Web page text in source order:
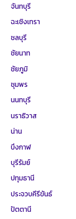
จันทบุรี
ฉะเชิงเทรา
ชลบุรี
ชัยนาท
ชัยภูมิ
ชุมพร
นนทบุรี
นราธิวาส
น่าน
บึงกาฬ
บุรีรัมย์
ปทุมธานี
ประจวบคีรีขันธ์
ปัตตานี